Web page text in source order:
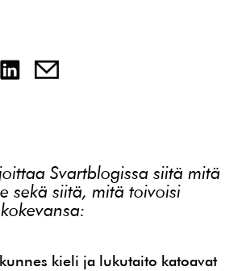
Svartblogissa siitä mitä
sekä siitä, mitä toivoisi
kieli ja lukutaito katoavat